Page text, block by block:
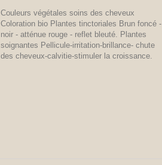
Couleurs végétales soins des cheveux
Coloration bio Plantes tinctoriales Brun foncé -
noir - atténue rouge - reflet bleuté. Plantes
soignantes Pellicule-irritation-brillance- chute
des cheveux-calvitie-stimuler la croissance.